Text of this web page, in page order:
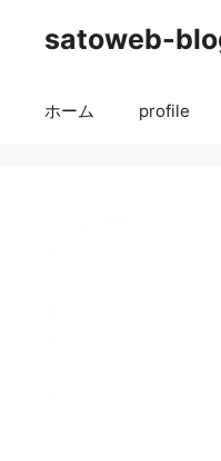
satoweb-
ホーム profile